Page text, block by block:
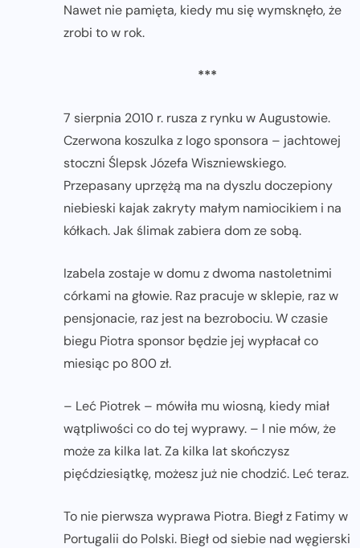
Nawet nie pamięta, kiedy mu się wymsknęło, że
zrobi to w rok.
***
7 sierpnia 2010 r. rusza z rynku w Augustowie.
Czerwona koszulka z logo sponsora – jachtowej
stoczni Ślepsk Józefa Wiszniewskiego.
Przepasany uprzężą ma na dyszlu doczepiony
niebieski kajak zakryty małym namiocikiem i na
kółkach. Jak ślimak zabiera dom ze sobą.
Izabela zostaje w domu z dwoma nastoletnimi
córkami na głowie. Raz pracuje w sklepie, raz w
pensjonacie, raz jest na bezrobociu. W czasie
biegu Piotra sponsor będzie jej wypłacał co
miesiąc po 800 zł.
– Leć Piotrek – mówiła mu wiosną, kiedy miał
wątpliwości co do tej wyprawy. – I nie mów, że
może za kilka lat. Za kilka lat skończysz
pięćdziesiątkę, możesz już nie chodzić. Leć teraz.
To nie pierwsza wyprawa Piotra. Biegł z Fatimy w
Portugalii do Polski. Biegł od siebie nad węgierski